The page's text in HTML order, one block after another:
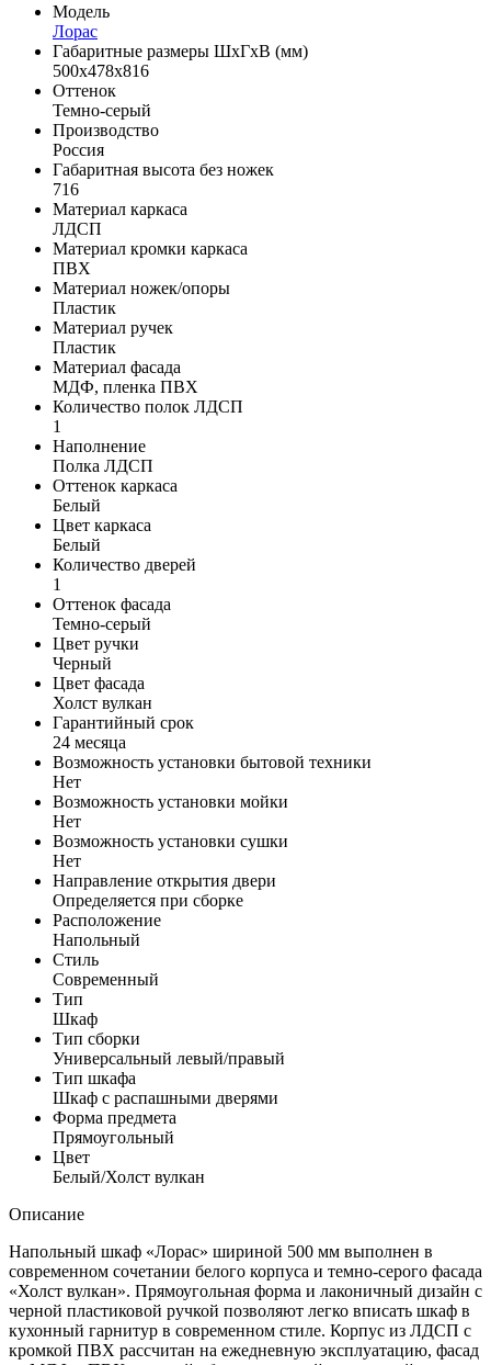
Модель
Лорас
Габаритные размеры ШхГхВ (мм)
500х478х816
Оттенок
Темно-серый
Производство
Россия
Габаритная высота без ножек
716
Материал каркаса
ЛДСП
Материал кромки каркаса
ПВХ
Материал ножек/опоры
Пластик
Материал ручек
Пластик
Материал фасада
МДФ, пленка ПВХ
Количество полок ЛДСП
1
Наполнение
Полка ЛДСП
Оттенок каркаса
Белый
Цвет каркаса
Белый
Количество дверей
1
Оттенок фасада
Темно-серый
Цвет ручки
Черный
Цвет фасада
Холст вулкан
Гарантийный срок
24 месяца
Возможность установки бытовой техники
Нет
Возможность установки мойки
Нет
Возможность установки сушки
Нет
Направление открытия двери
Определяется при сборке
Расположение
Напольный
Стиль
Современный
Тип
Шкаф
Тип сборки
Универсальный левый/правый
Тип шкафа
Шкаф с распашными дверями
Форма предмета
Прямоугольный
Цвет
Белый/Холст вулкан
Описание
Напольный шкаф «Лорас» шириной 500 мм выполнен в
современном сочетании белого корпуса и темно-серого фасада
«Холст вулкан». Прямоугольная форма и лаконичный дизайн с
черной пластиковой ручкой позволяют легко вписать шкаф в
кухонный гарнитур в современном стиле. Корпус из ЛДСП с
кромкой ПВХ рассчитан на ежедневную эксплуатацию, фасад